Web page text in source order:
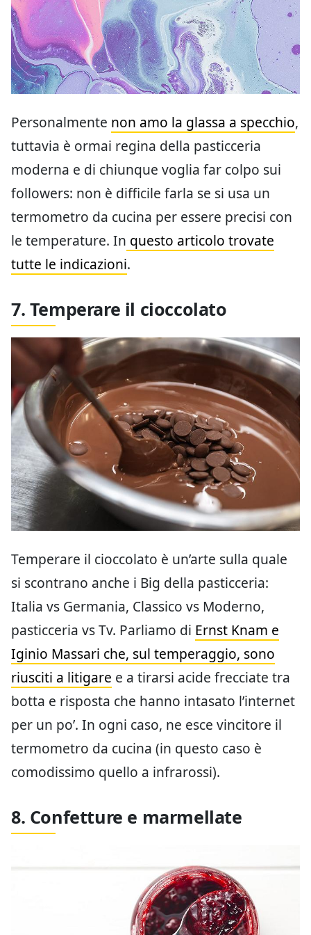
Personalmente non amo la glassa a specchio,
tuttavia è ormai regina della pasticceria
moderna e di chiunque voglia far colpo sui
followers: non è difficile farla se si usa un
termometro da cucina per essere precisi con
le temperature. In questo articolo trovate
tutte le indicazioni.
7. Temperare il cioccolato
Temperare il cioccolato è un’arte sulla quale
si scontrano anche i Big della pasticceria:
Italia vs Germania, Classico vs Moderno,
pasticceria vs Tv. Parliamo di Ernst Knam e
Iginio Massari che, sul temperaggio, sono
riusciti a litigare e a tirarsi acide frecciate tra
botta e risposta che hanno intasato l’internet
per un po’. In ogni caso, ne esce vincitore il
termometro da cucina (in questo caso è
comodissimo quello a infrarossi).
8. Confetture e marmellate